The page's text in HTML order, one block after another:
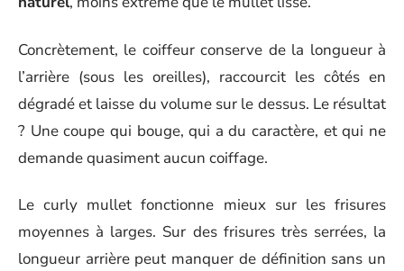
Concrètement, le coiffeur conserve de la longueur à
l’arrière (sous les oreilles), raccourcit les côtés en
dégradé et laisse du volume sur le dessus. Le résultat
? Une coupe qui bouge, qui a du caractère, et qui ne
demande quasiment aucun coiffage.
Le curly mullet fonctionne mieux sur les frisures
moyennes à larges. Sur des frisures très serrées, la
longueur arrière peut manquer de définition sans un